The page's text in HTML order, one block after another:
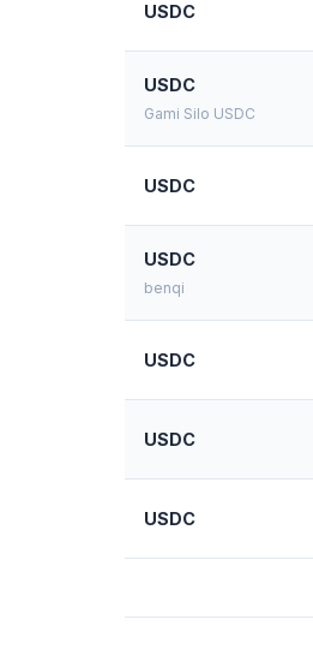
USDC
USDC
Gami Silo USDC
USDC
USDC
benqi
USDC
USDC
USDC